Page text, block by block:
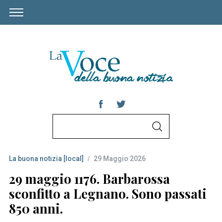
r
c
h
f
o
S
La buona notizia [local] 29 Maggio 2026
29 maggio 1176. Barbarossa
sconfitto a Legnano. Sono passati
850 anni.